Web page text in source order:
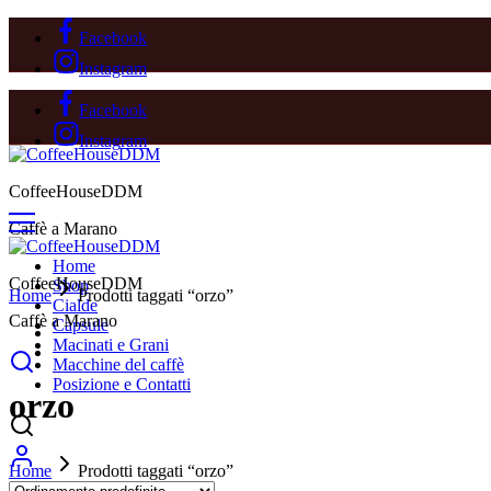
Facebook
Instagram
Facebook
Instagram
CoffeeHouseDDM
Caffè a Marano
Home
Shop
Cialde
Capsule
Macinati e Grani
Macchine del caffè
Posizione e Contatti
CoffeeHouseDDM
Caffè a Marano
Home Prodotti taggati “orzo”
orzo
Home Prodotti taggati “orzo”